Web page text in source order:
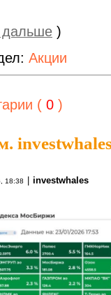
дальше )
Акции
( 0 )
18:38 investwhales